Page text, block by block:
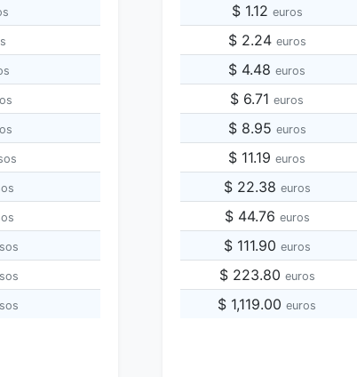
$ 1.12 euros
$ 2.24 euros
$ 4.48 euros
$ 6.71 euros
$ 8.95 euros
$ 11.19 euros
$ 22.38 euros
$ 44.76 euros
$ 111.90 euros
$ 223.80 euros
$ 1,119.00 euros